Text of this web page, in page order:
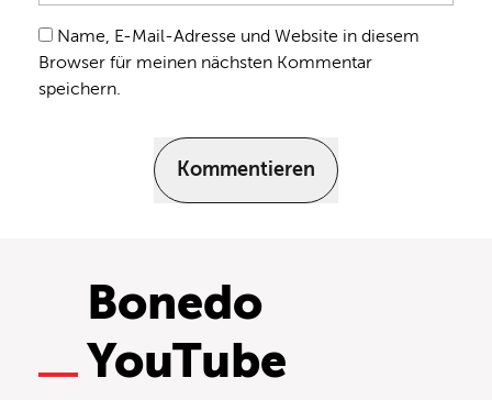
Name, E-Mail-Adresse und Website in diesem
Browser für meinen nächsten Kommentar
speichern.
Kommentieren
Bonedo
YouTube